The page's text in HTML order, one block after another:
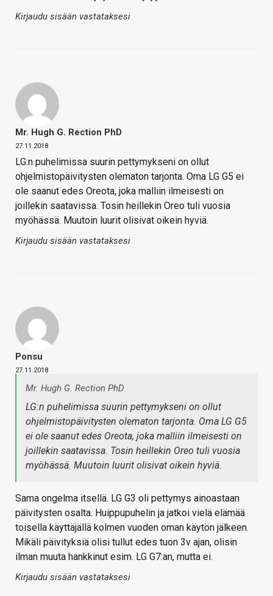
Kirjaudu sisään vastataksesi
Mr. Hugh G. Rection PhD
27.11.2018
LG:n puhelimissa suurin pettymykseni on ollut
ohjelmistopäivitysten olematon tarjonta. Oma LG G5 ei
ole saanut edes Oreota, joka malliin ilmeisesti on
joillekin saatavissa. Tosin heillekin Oreo tuli vuosia
myöhässä. Muutoin luurit olisivat oikein hyviä.
Kirjaudu sisään vastataksesi
Ponsu
27.11.2018
Mr. Hugh G. Rection PhD
LG:n puhelimissa suurin pettymykseni on ollut
ohjelmistopäivitysten olematon tarjonta. Oma LG G5
ei ole saanut edes Oreota, joka malliin ilmeisesti on
joillekin saatavissa. Tosin heillekin Oreo tuli vuosia
myöhässä. Muutoin luurit olisivat oikein hyviä.
Sama ongelma itsellä. LG G3 oli pettymys ainoastaan
päivitysten osalta. Huippupuhelin ja jatkoi vielä elämää
toisella käyttäjällä kolmen vuoden oman käytön jälkeen.
Mikäli päivityksiä olisi tullut edes tuon 3v ajan, olisin
ilman muuta hankkinut esim. LG G7:an, mutta ei.
Kirjaudu sisään vastataksesi